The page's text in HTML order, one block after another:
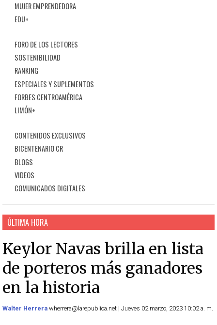
MUJER EMPRENDEDORA
EDU+
FORO DE LOS LECTORES
SOSTENIBILIDAD
RANKING
ESPECIALES Y SUPLEMENTOS
FORBES CENTROAMÉRICA
LIMÓN+
CONTENIDOS EXCLUSIVOS
BICENTENARIO CR
BLOGS
VIDEOS
COMUNICADOS DIGITALES
ÚLTIMA HORA
Keylor Navas brilla en lista
de porteros más ganadores
en la historia
Walter Herrera wherrera@larepublica.net | Jueves 02 marzo, 2023 10:02 a. m.